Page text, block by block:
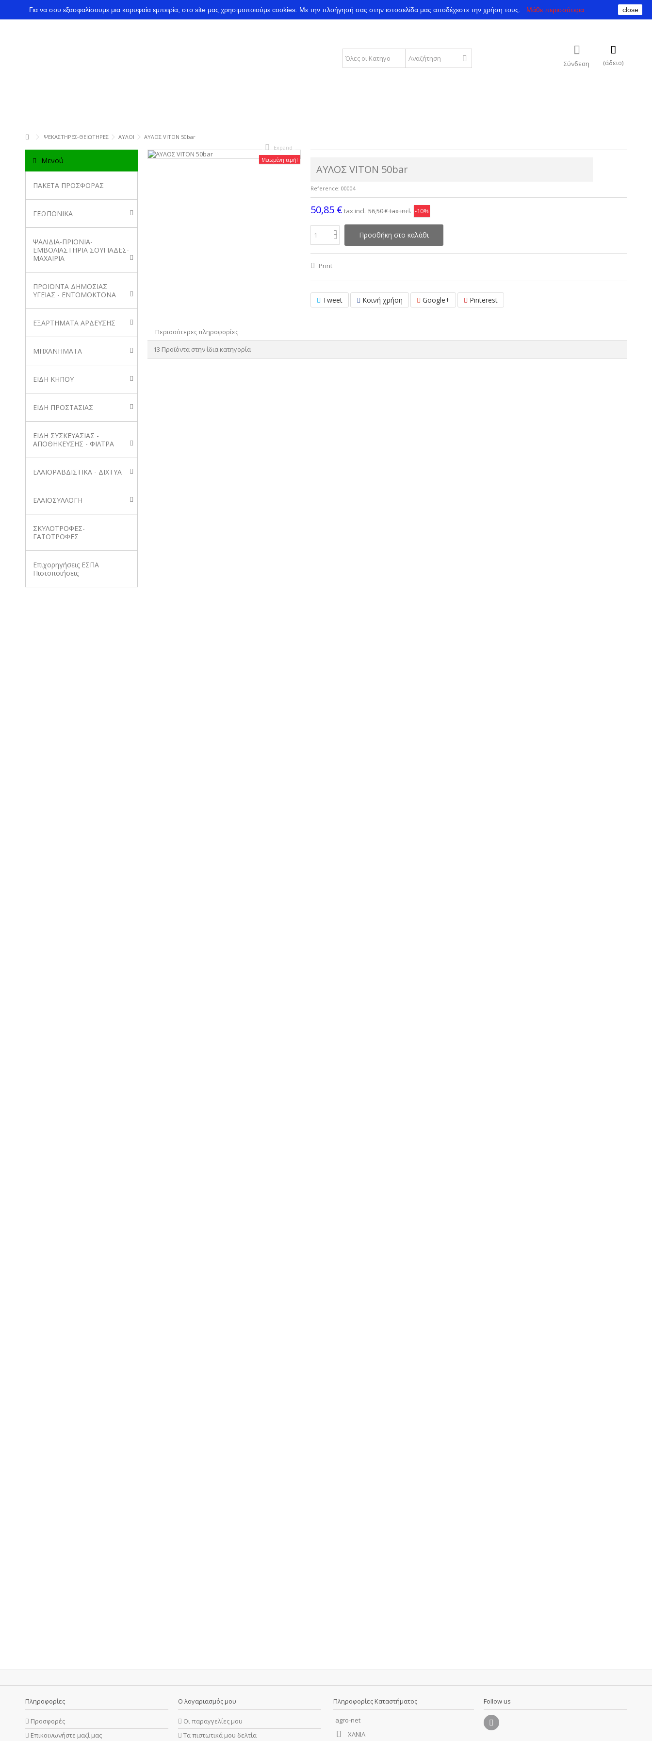
(άδειο)
Σύνδεση
ΨΕΚΑΣΤΗΡΕΣ-ΘΕΙΩΤΗΡΕΣ ΑΥΛΟΙ ΑΥΛΟΣ VITON 50bar
Μειωμένη τιμή!
Expand
ΑΥΛΟΣ VITON 50bar
Reference: 00004
50,85 €tax incl. 56,50 €tax incl. -10%
Προσθήκη στο καλάθι
Print
Tweet Κοινή χρήση Google+ Pinterest
Περισσότερες πληροφορίες
13 Προϊόντα στην ίδια κατηγορία
Μενού
ΠΑΚΕΤΑ ΠΡΟΣΦΟΡΑΣ
ΓΕΩΠΟΝΙΚΑ
ΨΑΛΙΔΙΑ-ΠΡΙΟΝΙΑ-
ΕΜΒΟΛΙΑΣΤΗΡΙΑ ΣΟΥΓΙΑΔΕΣ-
ΜΑΧΑΙΡΙΑ
ΠΡΟΪΟΝΤΑ ΔΗΜΟΣΙΑΣ
ΥΓΕΙΑΣ - ΕΝΤΟΜΟΚΤΟΝΑ
ΕΞΑΡΤΗΜΑΤΑ ΑΡΔΕΥΣΗΣ
ΜΗΧΑΝΗΜΑΤΑ
ΕΙΔΗ ΚΗΠΟΥ
ΕΙΔΗ ΠΡΟΣΤΑΣΙΑΣ
ΕΙΔΗ ΣΥΣΚΕΥΑΣΙΑΣ -
ΑΠΟΘΗΚΕΥΣΗΣ - ΦΙΛΤΡΑ
ΕΛΑΙΟΡΑΒΔΙΣΤΙΚΑ - ΔΙΧΤΥΑ
ΕΛΑΙΟΣΥΛΛΟΓΗ
ΣΚΥΛΟΤΡΟΦΕΣ-
ΓΑΤΟΤΡΟΦΕΣ
Επιχορηγήσεις ΕΣΠΑ
Πιστοποιήσεις
Πληροφορίες
Προσφορές
Επικοινωνήστε μαζί μας
Ο λογαριασμός μου
Οι παραγγελίες μου
Τα πιστωτικά μου δελτία
Πληροφορίες Καταστήματος
agro-net
ΧΑΝΙΑ
Follow us
Για να σου εξασφαλίσουμε μια κορυφαία εμπειρία, στο site μας χρησιμοποιούμε cookies. Με την πλοήγησή σας στην ιστοσελίδα μας αποδέχεστε την χρήση τους. Μάθε περισσότερα close